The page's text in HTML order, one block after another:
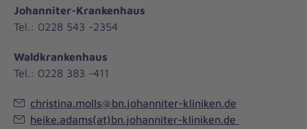
Johanniter-Krankenhaus
Tel.: 0228 543 -2354
Waldkrankenhaus
Tel.: 0228 383 -411
christina.molls@bn.johanniter-kliniken.de
heike.adams(at)bn.johanniter-kliniken.de